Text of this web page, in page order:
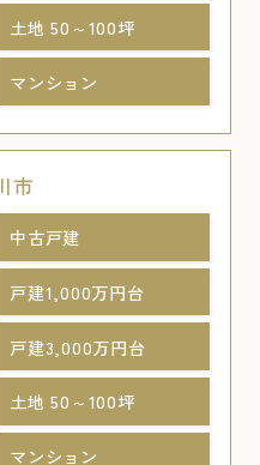
土地 50～100坪
マンション
市
中古戸建
戸建1,000万円台
戸建3,000万円台
土地 50～100坪
マンション